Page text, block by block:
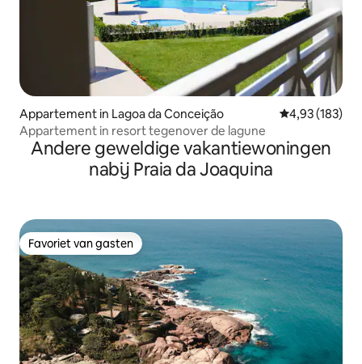
Appartement in Lagoa da Conceição Gemiddelde
4,93 (183)
Appartement in resort tegenover de lagune
Andere geweldige vakantiewoningen
nabij Praia da Joaquina
Favoriet van gasten
Favoriet van gasten